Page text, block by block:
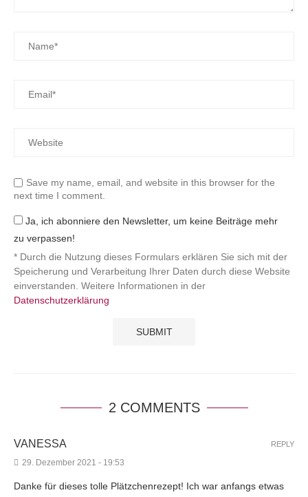
Save my name, email, and website in this browser for the
next time I comment.
Ja, ich abonniere den Newsletter, um keine Beiträge mehr
zu verpassen!
* Durch die Nutzung dieses Formulars erklären Sie sich mit der
Speicherung und Verarbeitung Ihrer Daten durch diese Website
einverstanden. Weitere Informationen in der
Datenschutzerklärung
2 COMMENTS
VANESSA
29. Dezember 2021 - 19:53
Danke für dieses tolle Plätzchenrezept! Ich war anfangs etwas
REPLY